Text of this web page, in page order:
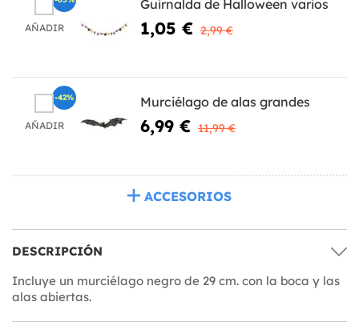
AÑADIR
Guirnalda de Halloween varios
1,05 € 2,99 €
AÑADIR
Murciélago de alas grandes
6,99 € 11,99 €
-42%
ACCESORIOS
DESCRIPCIÓN
Incluye un murciélago negro de 29 cm. con la boca y las
alas abiertas.